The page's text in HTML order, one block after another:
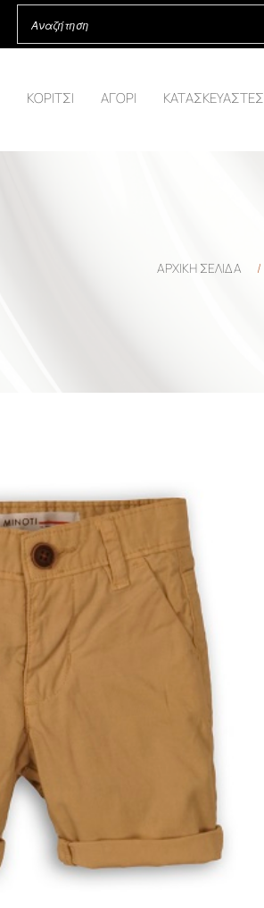
ΚΟΡΙΤΣΙ ΑΓΟΡΙ ΚΑΤΑΣΚΕΥΑΣΤΕΣ
ΑΡΧΙΚΉ ΣΕΛΊΔΑ /